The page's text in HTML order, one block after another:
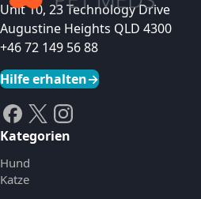
Unit 10, 23 Technology Drive
Augustine Heights QLD 4300
+46 72 149 56 88
Hilfe erhalten→
Kategorien
Hund
Katze